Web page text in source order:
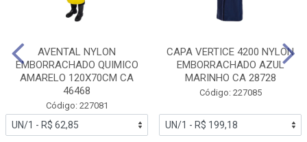
AVENTAL NYLON
EMBORRACHADO QUIMICO
AMARELO 120X70CM CA
46468
Código: 227081
CAPA VERTICE 4200 NYLON
EMBORRACHADO AZUL
MARINHO CA 28728
Código: 227085